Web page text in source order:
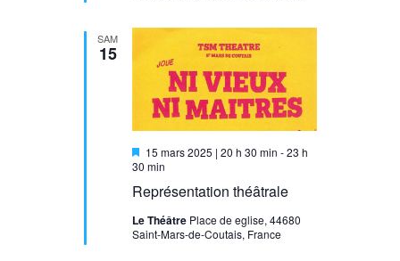
SAM
15
Représentation théâtrale
Mis
en
15 mars 2025 | 20 h 30 min -23 h
30 min
Le Théâtre Place de eglise, 44680
Saint-Mars-de-Coutais, France